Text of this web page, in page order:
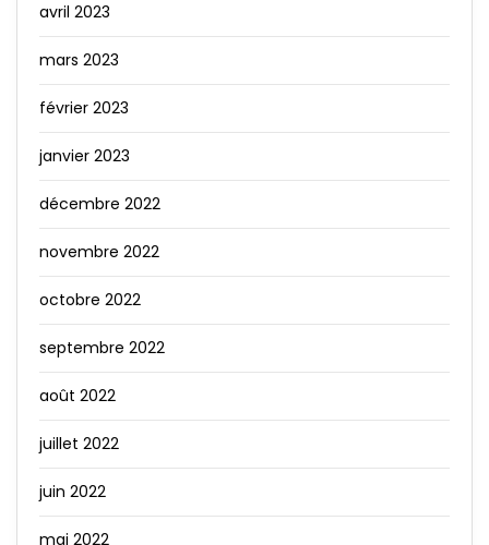
avril 2023
mars 2023
février 2023
janvier 2023
décembre 2022
novembre 2022
octobre 2022
septembre 2022
août 2022
juillet 2022
juin 2022
mai 2022